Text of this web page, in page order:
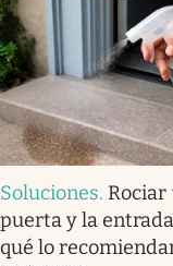
Soluciones. Rociar
puerta y la
qué lo